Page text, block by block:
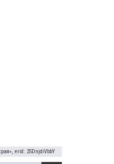
erid: 2SDnjdiVbbY